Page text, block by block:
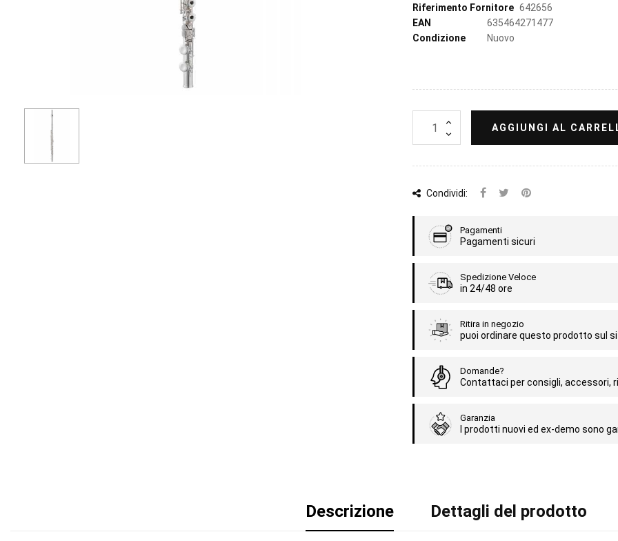
Riferimento Fornitore 642656
EAN
635464271477
Condizione
Nuovo
AGGIUNGI AL
Condividi:
Pagamenti
Pagamenti sicuri
Spedizione Veloce
in 24/48 ore
Ritira in negozio
puoi ordinare questo prodotto sul
Domande?
Contattaci per consigli, accessori,
Garanzia
I prodotti nuovi ed ex-demo sono
Descrizione Dettagli del prodotto